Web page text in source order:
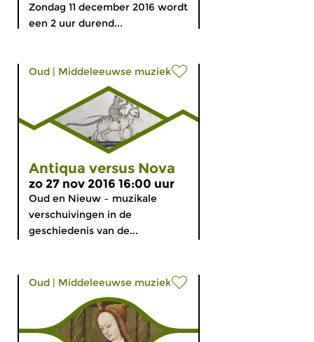
Zondag 11 december 2016 wordt
een 2 uur durend...
Oud | Middeleeuwse muziek
Antiqua versus Nova
zo 27 nov 2016 16:00 uur
Oud en Nieuw – muzikale
verschuivingen in de
geschiedenis van de...
Oud | Middeleeuwse muziek